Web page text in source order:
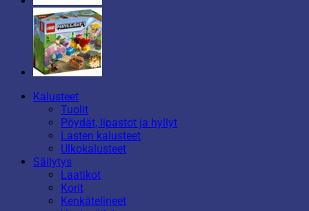
Kalusteet
Tuolit
Pöydät, lipastot ja hyllyt
Lasten kalusteet
Ulkokalusteet
Säilytys
Laatikot
Korit
Kenkätelineet